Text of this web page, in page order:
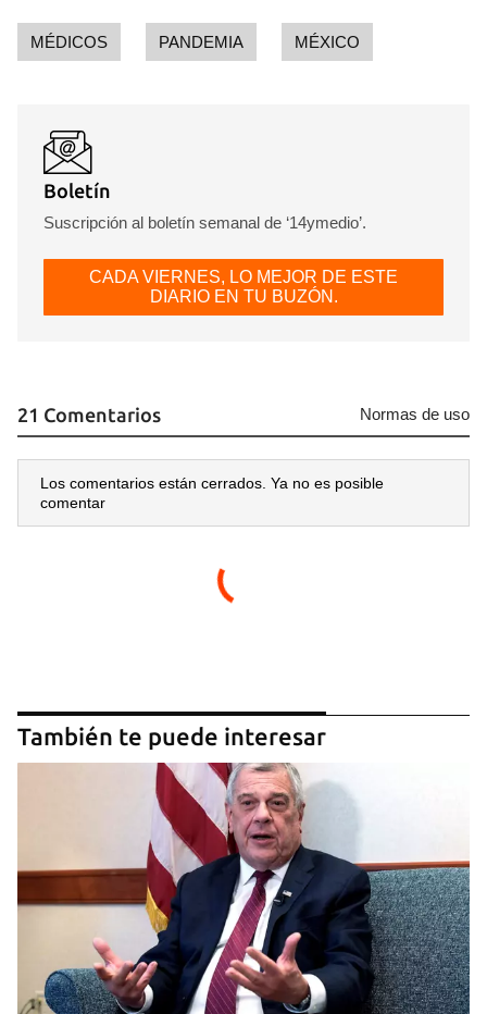
MÉDICOS PANDEMIA MÉXICO
Boletín
Suscripción al boletín semanal de ‘14ymedio’.
CADA VIERNES, LO MEJOR DE ESTE
DIARIO EN TU BUZÓN.
21 Comentarios Normas de uso
Los comentarios están cerrados. Ya no es posible
comentar
También te puede interesar